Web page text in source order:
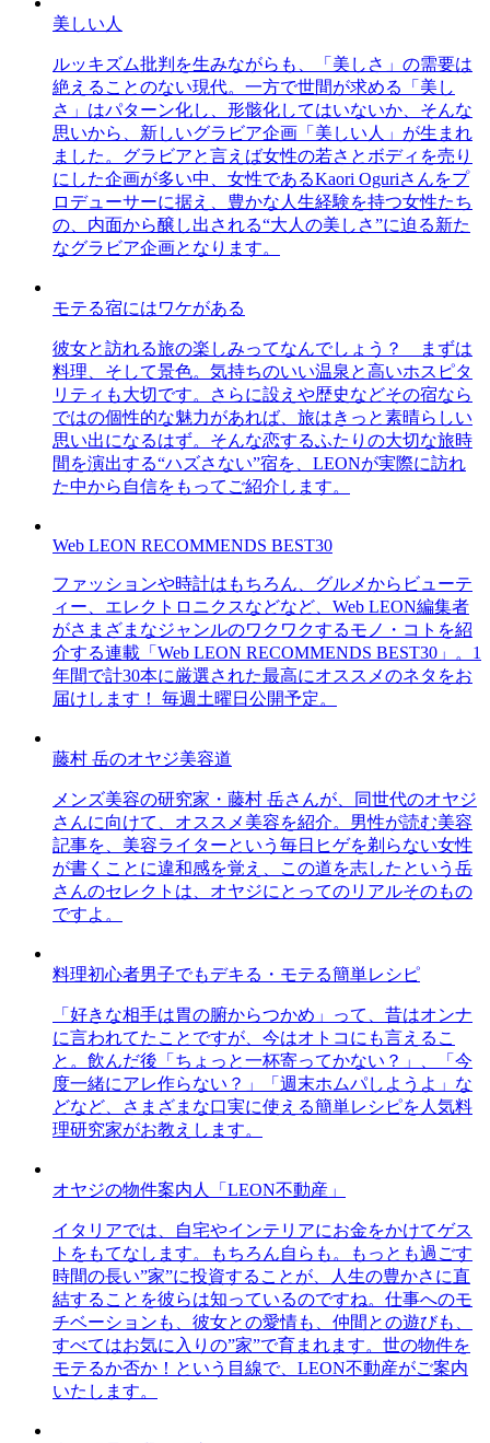
美しい人
ルッキズム批判を生みながらも、「美しさ」の需要は
絶えることのない現代。一方で世間が求める「美し
さ」はパターン化し、形骸化してはいないか、そんな
思いから、新しいグラビア企画「美しい人」が生まれ
ました。グラビアと言えば女性の若さとボディを売り
にした企画が多い中、女性であるKaori Oguriさんをプ
ロデューサーに据え、豊かな人生経験を持つ女性たち
の、内面から醸し出される“大人の美しさ”に迫る新た
なグラビア企画となります。
モテる宿にはワケがある
彼女と訪れる旅の楽しみってなんでしょう？ まずは
料理、そして景色。気持ちのいい温泉と高いホスピタ
リティも大切です。さらに設えや歴史などその宿なら
ではの個性的な魅力があれば、旅はきっと素晴らしい
思い出になるはず。そんな恋するふたりの大切な旅時
間を演出する“ハズさない”宿を、LEONが実際に訪れ
た中から自信をもってご紹介します。
Web LEON RECOMMENDS BEST30
ファッションや時計はもちろん、グルメからビューテ
ィー、エレクトロニクスなどなど、Web LEON編集者
がさまざまなジャンルのワクワクするモノ・コトを紹
介する連載「Web LEON RECOMMENDS BEST30」。1
年間で計30本に厳選された最高にオススメのネタをお
届けします！ 毎週土曜日公開予定。
藤村 岳のオヤジ美容道
メンズ美容の研究家・藤村 岳さんが、同世代のオヤジ
さんに向けて、オススメ美容を紹介。男性が読む美容
記事を、美容ライターという毎日ヒゲを剃らない女性
が書くことに違和感を覚え、この道を志したという岳
さんのセレクトは、オヤジにとってのリアルそのもの
ですよ。
料理初心者男子でもデキる・モテる簡単レシピ
「好きな相手は胃の腑からつかめ」って、昔はオンナ
に言われてたことですが、今はオトコにも言えるこ
と。飲んだ後「ちょっと一杯寄ってかない？」、「今
度一緒にアレ作らない？」「週末ホムパしようよ」な
どなど、さまざまな口実に使える簡単レシピを人気料
理研究家がお教えします。
オヤジの物件案内人「LEON不動産」
イタリアでは、自宅やインテリアにお金をかけてゲス
トをもてなします。もちろん自らも。もっとも過ごす
時間の長い”家”に投資することが、人生の豊かさに直
結することを彼らは知っているのですね。仕事へのモ
チベーションも、彼女との愛情も、仲間との遊びも、
すべてはお気に入りの”家”で育まれます。世の物件を
モテるか否か！という目線で、LEON不動産がご案内
いたします。